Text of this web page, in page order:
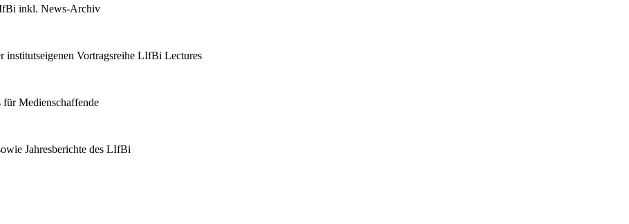
inkl. News-Archiv
institutseigenen Vortragsreihe LIfBi Lectures
für Medienschaffende
Jahresberichte des LIfBi